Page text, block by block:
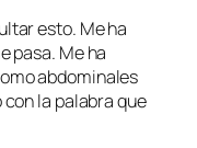
esto. Me ha
pasa. Me ha
abdominales
la palabra que